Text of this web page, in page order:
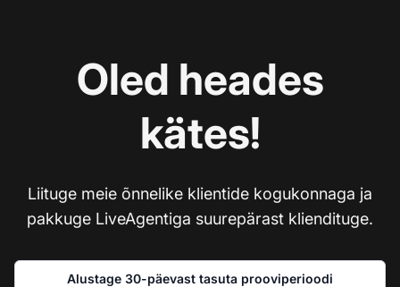
Oled heades
kätes!
Liituge meie õnnelike klientide kogukonnaga ja
pakkuge LiveAgentiga suurepärast kliendituge.
Alustage 30-päevast tasuta prooviperioodi